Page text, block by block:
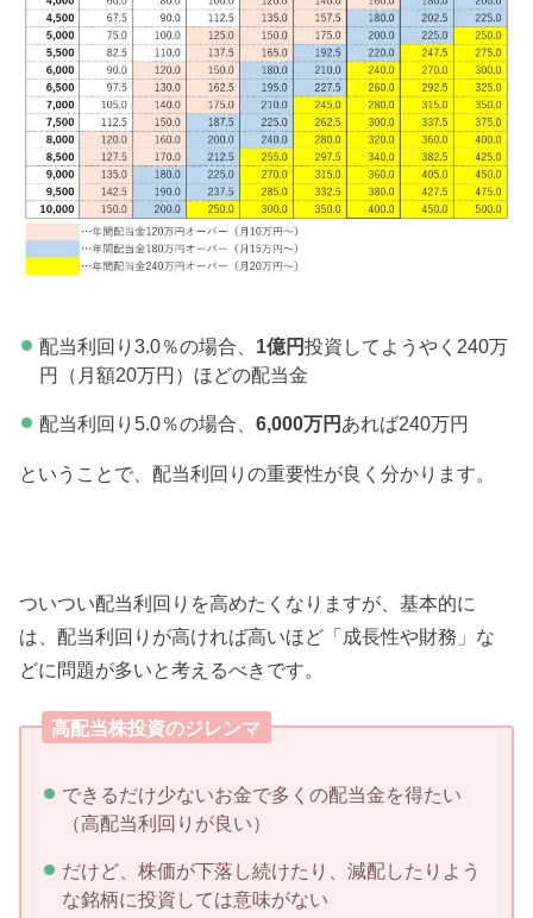
配当利回り3.0％の場合、 1億円投資してようやく240万
円（月額20万円）ほどの配当金
配当利回り5.0％の場合、 6,000万円 あれば240万円
ということで、配当利回りの重要性が良く分かります。
ついつい配当利回りを高めたくなりますが、基本的に
は、配当利回りが高ければ高いほど「成長性や財務」な
どに問題が多いと考えるべきです。
高配当株投資のジレンマ
できるだけ少ないお金で多くの配当金を得たい
（高配当利回りが良い）
だけど、株価が下落し続けたり、減配したりよう
な銘柄に投資しては意味がない